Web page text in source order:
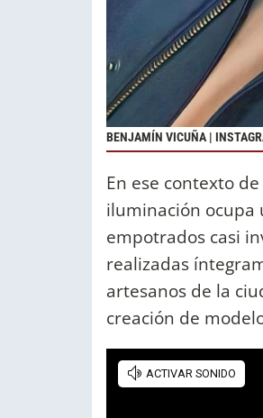
BENJAMÍN VICUÑA |
En ese contexto de
iluminación ocupa
empotrados casi
realizadas
artesanos de la
creación de